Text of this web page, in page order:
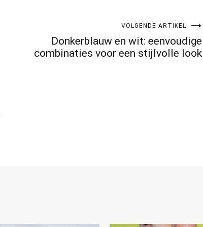
VOLGENDE ARTIKEL
Donkerblauw en wit: eenvoudige
combinaties voor een stijlvolle look